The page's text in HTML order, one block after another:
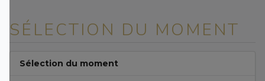
SÉLECTION DU MOMENT
Sélection du moment